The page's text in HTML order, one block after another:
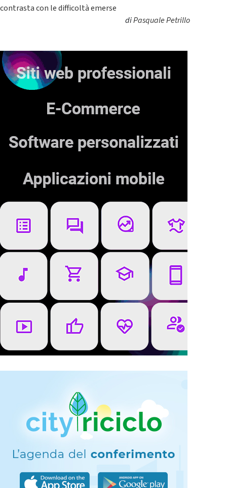
contrasta con le difficoltà emerse
diPasquale Petrillo